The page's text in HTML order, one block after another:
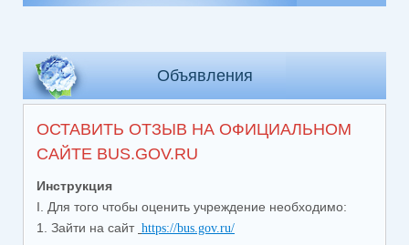
Объявления
ОСТАВИТЬ ОТЗЫВ НА ОФИЦИАЛЬНОМ
САЙТЕ BUS.GOV.RU
Инструкция
I. Для того чтобы оценить учреждение необходимо:
1. Зайти на сайт https://bus.gov.ru/